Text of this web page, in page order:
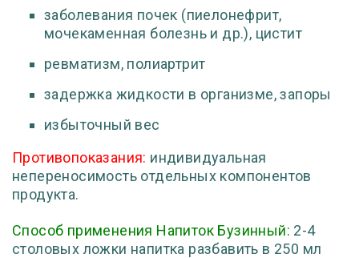
заболевания почек (пиелонефрит,
мочекаменная болезнь и др.), цистит
ревматизм, полиартрит
задержка жидкости в организме, запоры
избыточный вес
Противопоказания: индивидуальная
непереносимость отдельных компонентов
продукта.
Способ применения Напиток Бузинный: 2-4
столовых ложки напитка разбавить в 250 мл